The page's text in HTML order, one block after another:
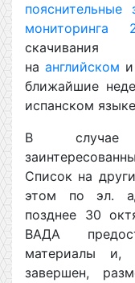
пояснительные
мониторинга
на английском и
ближайшие
испанском
В
Список на
этом по эл.
позднее 30
ВАДА
материалы и,
завершен,